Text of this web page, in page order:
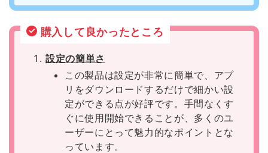
購入して良かったところ
設定の簡単さ
この製品は設定が非常に簡単で、アプ
リをダウンロードするだけで細かい設
定ができる点が好評です。手間なくす
ぐに使用開始できることが、多くのユ
ーザーにとって魅力的なポイントとな
っています。